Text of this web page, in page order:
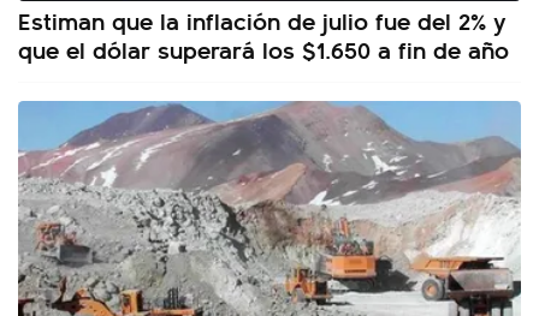
Estiman que la inflación de julio fue del 2% y
que el dólar superará los $1.650 a fin de año